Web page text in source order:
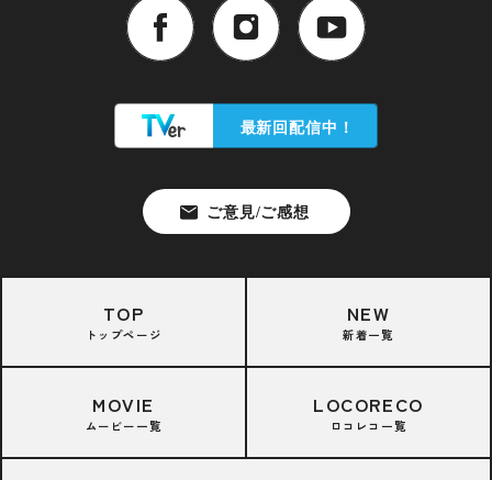
TOP
トップページ
NEW
新着一覧
MOVIE
ムービー一覧
LOCORECO
ロコレコ一覧